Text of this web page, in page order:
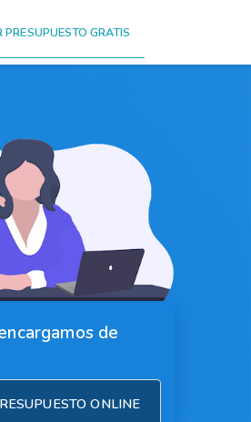
PRESUPUESTO GRATIS
de
ONLINE